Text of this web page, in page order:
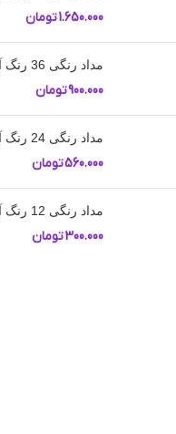
1.650.000تومان
مداد رنگی 36 رنگ آرتیست آریا
900.000تومان
مداد رنگی 24 رنگ آرتیست آریا
560.000تومان
مداد رنگی 12 رنگ آرتیست آریا
300.000تومان